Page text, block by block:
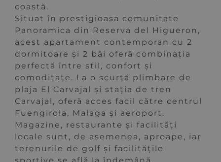
coastă.
Situat în prestigioasa comunitate
Panoramica din Reserva del Higueron,
acest apartament contemporan cu 2
dormitoare și 2 băi oferă combinația
perfectă între stil, confort și
comoditate. La o scurtă plimbare de
plaja El Carvajal și stația de tren
Carvajal, oferă acces facil către centrul
Fuengirola, Malaga și aeroport.
Magazine, restaurante și facilități
locale sunt, de asemenea, aproape, iar
terenurile de golf și facilitățile
sportive se află la îndemână.